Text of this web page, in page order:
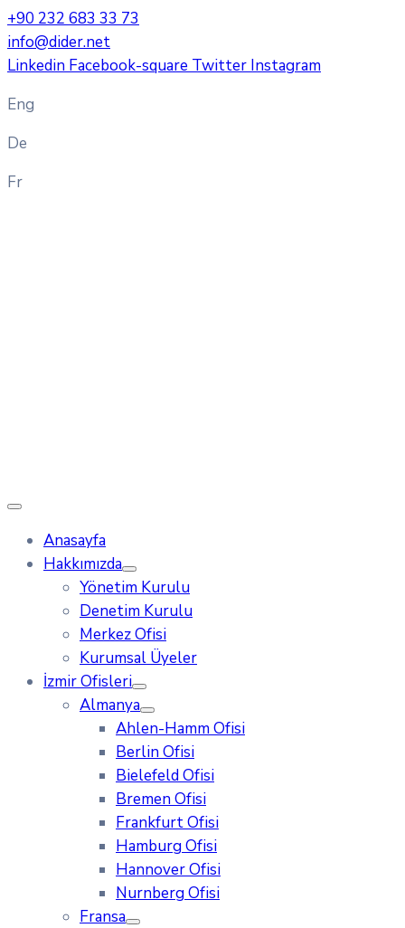
+90 232 683 33 73
info@dider.net
Linkedin Facebook-square Twitter Instagram
Eng
De
Fr
Anasayfa
Hakkımızda
Yönetim Kurulu
Denetim Kurulu
Merkez Ofisi
Kurumsal Üyeler
İzmir Ofisleri
Almanya
Ahlen-Hamm Ofisi
Berlin Ofisi
Bielefeld Ofisi
Bremen Ofisi
Frankfurt Ofisi
Hamburg Ofisi
Hannover Ofisi
Nurnberg Ofisi
Fransa